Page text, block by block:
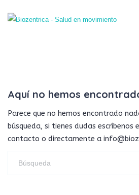
Aquí no hemos
Parece que no hemos encontrado
búsqueda, si tienes dudas escríbenos
contacto o directamente a